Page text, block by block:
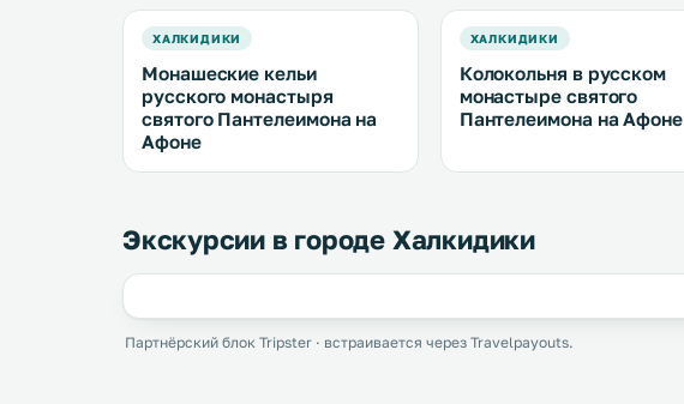
ХАЛКИДИКИ
Монашеские кельи
русского монастыря
святого Пантелеимона на
Афоне
ХАЛКИДИКИ
Колокольня в русском
монастыре святого
Пантелеимона на Афоне
Экскурсии в городе Халкидики
Партнёрский блок Tripster · встраивается через Travelpayouts.